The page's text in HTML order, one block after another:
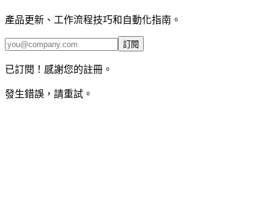
產品更新、工作流程技巧和自動化指南。
訂閱
已訂閱！感謝您的註冊。
發生錯誤，請重試。